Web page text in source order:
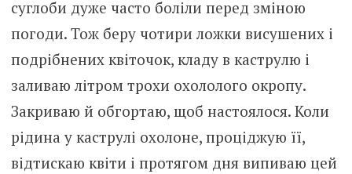
суглoби дуже часто боліли перед зміною
погоди. Тож беру чотири ложки висушених і
подрібнених квіточок, кладу в каструлю і
заливаю літром трохи охололого окропу.
Закриваю й обгортаю, щоб настоялося. Коли
рідина у каструлі охолоне, проціджую її,
відтискаю квіти і протягом дня випиваю цей